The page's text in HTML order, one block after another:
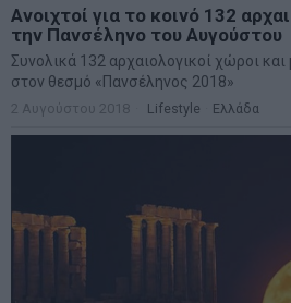
Ανοιχτοί για το κοινό 132
την Πανσέληνο του Αυγούστου
Συνολικά 132 αρχαιολογικοί χώροι
στον θεσμό «Πανσέληνος 2018»
2 Αυγούστου 2018 Lifestyle Ελλάδα